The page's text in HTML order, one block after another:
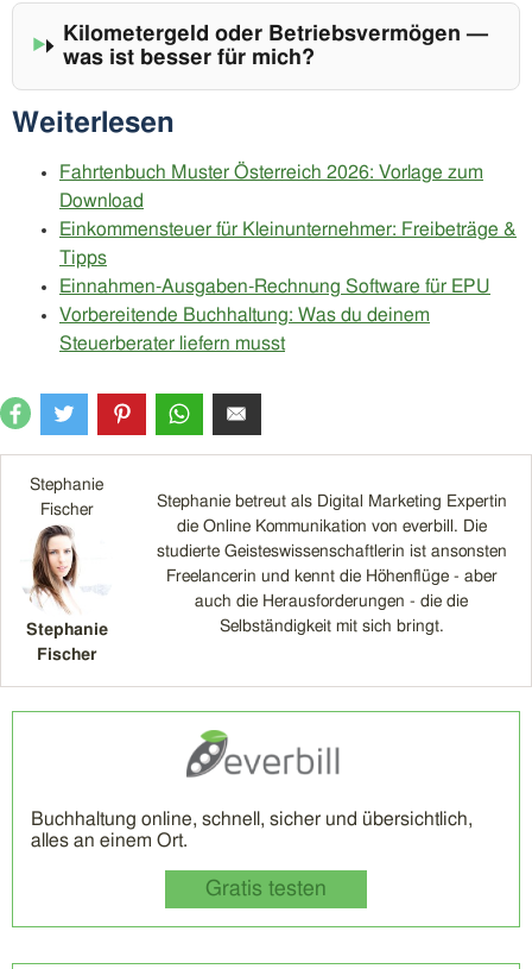
Kilometergeld oder Betriebsvermögen —
was ist besser für mich?
Weiterlesen
Fahrtenbuch Muster Österreich 2026: Vorlage zum
Download
Einkommensteuer für Kleinunternehmer: Freibeträge &
Tipps
Einnahmen-Ausgaben-Rechnung Software für EPU
Vorbereitende Buchhaltung: Was du deinem
Steuerberater liefern musst
Stephanie
Fischer
Stephanie
Fischer
Stephanie betreut als Digital Marketing Expertin
die Online Kommunikation von everbill. Die
studierte Geisteswissenschaftlerin ist ansonsten
Freelancerin und kennt die Höhenflüge - aber
auch die Herausforderungen - die die
Selbständigkeit mit sich bringt.
Buchhaltung online, schnell, sicher und übersichtlich,
alles an einem Ort.
Gratis testen